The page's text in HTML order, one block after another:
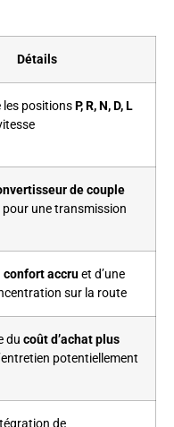
Détails
les positionsP, R, N, D, L
de couple
pour une transmission
confort accruet d’une
sur la route
du coût d’achat plus
potentiellement
de